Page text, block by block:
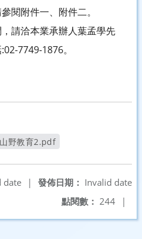
閱附件一、附件二。
請洽本業承辦人葉孟學先
7749-1876。
山野教育2.pdf
發佈日期： Invalid date
date
|
點閱數： 244 |